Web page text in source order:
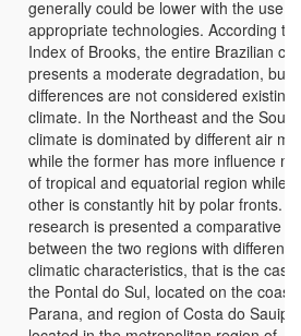
generally could be lower with the use of
appropriate technologies. According to
Index of Brooks, the entire Brazilian
presents a moderate degradation, but
differences are not considered existing
climate. In the Northeast and the
climate is dominated by different air
while the former has more influence
of tropical and equatorial region while
other is constantly hit by polar fronts.
research is presented a comparative
between the two regions with different
climatic characteristics, that is the case
the Pontal do Sul, located on the coast
Parana, and region of Costa do Sauipe,